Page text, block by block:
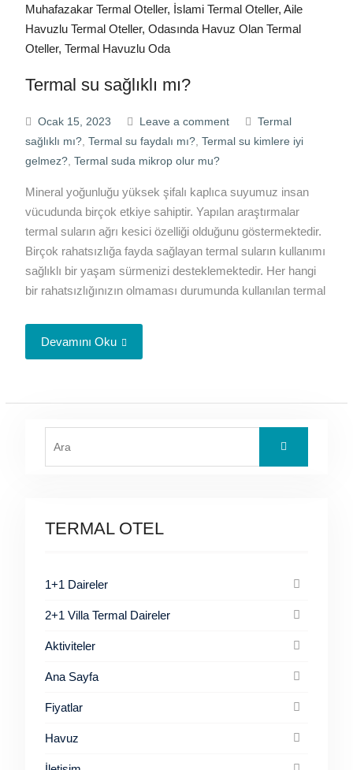
Termal su sağlıklı mı?
Ocak 15, 2023 Leave a comment
Termal
sağlıklı mı?, Termal su faydalı mı?, Termal su kimlere iyi
gelmez?, Termal suda mikrop olur mu?
Mineral yoğunluğu yüksek şifalı kaplıca suyumuz insan
vücudunda birçok etkiye sahiptir. Yapılan araştırmalar
termal suların ağrı kesici özelliği olduğunu göstermektedir.
Birçok rahatsızlığa fayda sağlayan termal suların kullanımı
sağlıklı bir yaşam sürmenizi desteklemektedir. Her hangi
bir rahatsızlığınızın olmaması durumunda kullanılan termal
Devamını Oku
TERMAL OTEL
1+1 Daireler
2+1 Villa Termal Daireler
Aktiviteler
Ana Sayfa
Fiyatlar
Havuz